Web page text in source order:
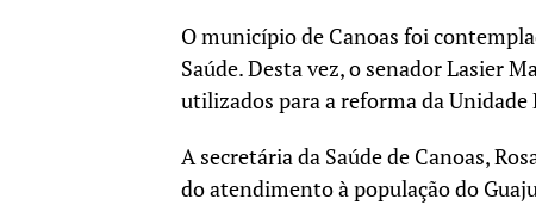
O município de Canoas foi
Saúde. Desta vez, o senador Lasier
utilizados para a reforma da Unidade
A secretária da Saúde de Canoas,
do atendimento à população do